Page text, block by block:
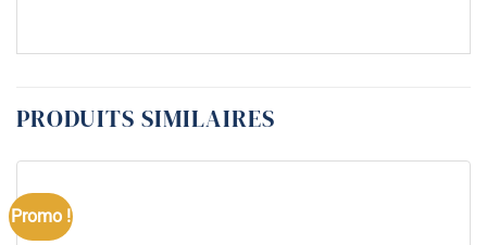
PRODUITS SIMILAIRES
Promo !